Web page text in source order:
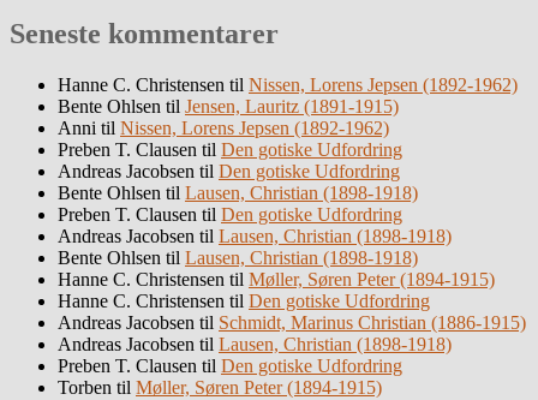
Seneste kommentarer
Hanne C. Christensen til Nissen, Lorens Jepsen (1892-1962)
Bente Ohlsen til Jensen, Lauritz (1891-1915)
Anni til Nissen, Lorens Jepsen (1892-1962)
Preben T. Clausen til Den gotiske Udfordring
Andreas Jacobsen til Den gotiske Udfordring
Bente Ohlsen til Lausen, Christian (1898-1918)
Preben T. Clausen til Den gotiske Udfordring
Andreas Jacobsen til Lausen, Christian (1898-1918)
Bente Ohlsen til Lausen, Christian (1898-1918)
Hanne C. Christensen til Møller, Søren Peter (1894-1915)
Hanne C. Christensen til Den gotiske Udfordring
Andreas Jacobsen til Schmidt, Marinus Christian (1886-1915)
Andreas Jacobsen til Lausen, Christian (1898-1918)
Preben T. Clausen til Den gotiske Udfordring
Torben til Møller, Søren Peter (1894-1915)